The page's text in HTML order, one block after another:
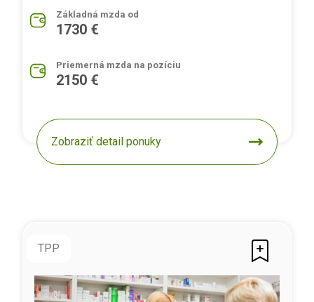
Základná mzda od
1730 €
Priemerná mzda na pozíciu
2150 €
Zobraziť detail ponuky
TPP